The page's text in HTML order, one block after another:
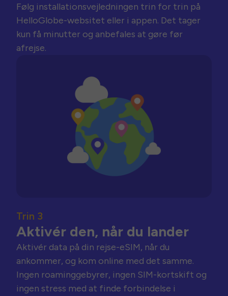
Følg installationsvejledningen trin for trin på
HelloGlobe-websitet eller i appen. Det tager
kun få minutter og anbefales at gøre før
afrejse.
Trin 3
Aktivér den, når du lander
Aktivér data på din rejse-eSIM, når du
ankommer, og kom online med det samme.
Ingen roaminggebyrer, ingen SIM-kortskift og
ingen stress med at finde forbindelse i